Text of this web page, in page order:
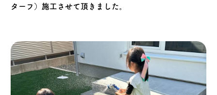
ターフ）施工させて頂きました。